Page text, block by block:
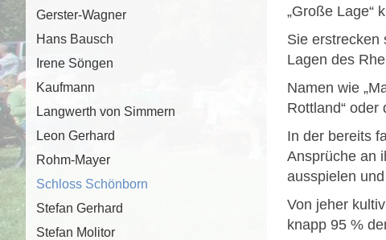
„Große Lage“
Sie erstrecken
Lagen des
Namen wie
Rottland“ oder
In der bereits
Ansprüche an
ausspielen
Von jeher
knapp 95 %
Gerster-Wagner
Hans Bausch
Irene Söngen
Kaufmann
Langwerth von Simmern
Leon Gerhard
Rohm-Mayer
Schloss Schönborn
Stefan Gerhard
Stefan Molitor